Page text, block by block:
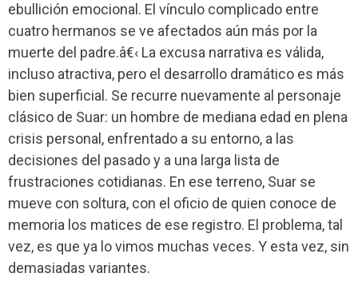
ebullición emocional. El vínculo complicado entre
cuatro hermanos se ve afectados aún más por la
muerte del padre.â€‹ La excusa narrativa es válida,
incluso atractiva, pero el desarrollo dramático es más
bien superficial. Se recurre nuevamente al personaje
clásico de Suar: un hombre de mediana edad en plena
crisis personal, enfrentado a su entorno, a las
decisiones del pasado y a una larga lista de
frustraciones cotidianas. En ese terreno, Suar se
mueve con soltura, con el oficio de quien conoce de
memoria los matices de ese registro. El problema, tal
vez, es que ya lo vimos muchas veces. Y esta vez, sin
demasiadas variantes.